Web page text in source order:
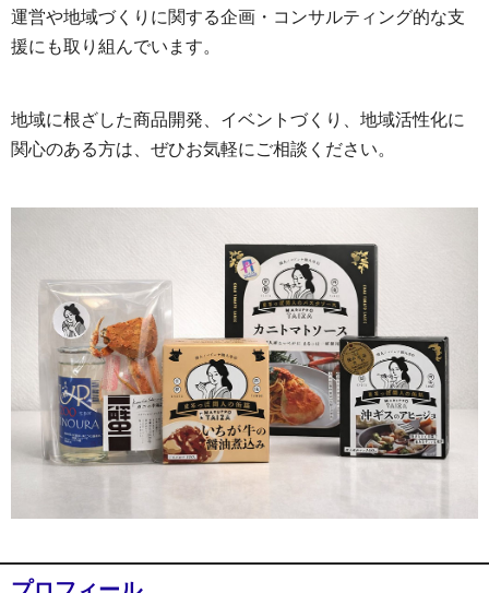
運営や地域づくりに関する企画・コンサルティング的な支
援にも取り組んでいます。
地域に根ざした商品開発、イベントづくり、地域活性化に
関心のある方は、ぜひお気軽にご相談ください。